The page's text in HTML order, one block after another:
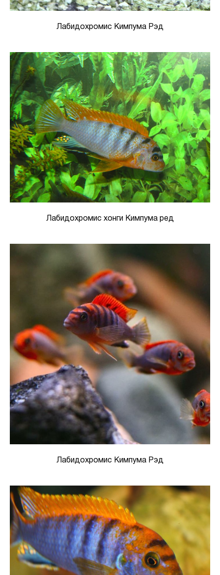
Лабидохромис Кимпума Рэд
Лабидохромис хонги Кимпума ред
Лабидохромис Кимпума Рэд